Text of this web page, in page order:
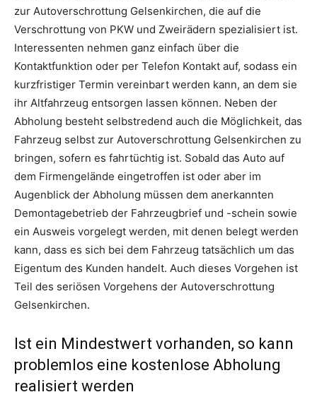
zur Autoverschrottung Gelsenkirchen, die auf die
Verschrottung von PKW und Zweirädern spezialisiert ist.
Interessenten nehmen ganz einfach über die
Kontaktfunktion oder per Telefon Kontakt auf, sodass ein
kurzfristiger Termin vereinbart werden kann, an dem sie
ihr Altfahrzeug entsorgen lassen können. Neben der
Abholung besteht selbstredend auch die Möglichkeit, das
Fahrzeug selbst zur Autoverschrottung Gelsenkirchen zu
bringen, sofern es fahrtüchtig ist. Sobald das Auto auf
dem Firmengelände eingetroffen ist oder aber im
Augenblick der Abholung müssen dem anerkannten
Demontagebetrieb der Fahrzeugbrief und -schein sowie
ein Ausweis vorgelegt werden, mit denen belegt werden
kann, dass es sich bei dem Fahrzeug tatsächlich um das
Eigentum des Kunden handelt. Auch dieses Vorgehen ist
Teil des seriösen Vorgehens der Autoverschrottung
Gelsenkirchen.
Ist ein Mindestwert vorhanden, so kann
problemlos eine kostenlose Abholung
realisiert werden